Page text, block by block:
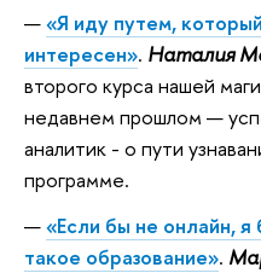
«Я иду путем,
интересен». Наталия
второго курса нашей
недавнем прошлом —
аналитик - о пути
программе.
«Если бы не онлайн,
такое образование».